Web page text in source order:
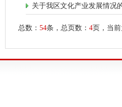
关于我区文化产业发展情况
总数： 54条，总页数： 4页，当